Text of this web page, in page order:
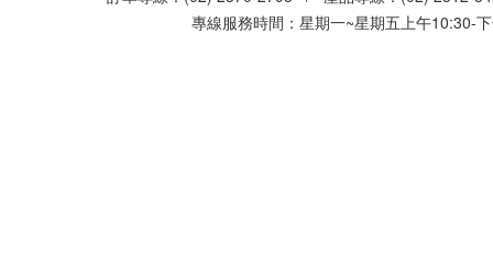
專線服務時間：星期一~星期五上午10:30-